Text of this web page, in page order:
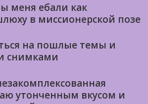
меня ебали как
в миссионерской позе
на пошлые темы и
снимками
утонченным вкусом и